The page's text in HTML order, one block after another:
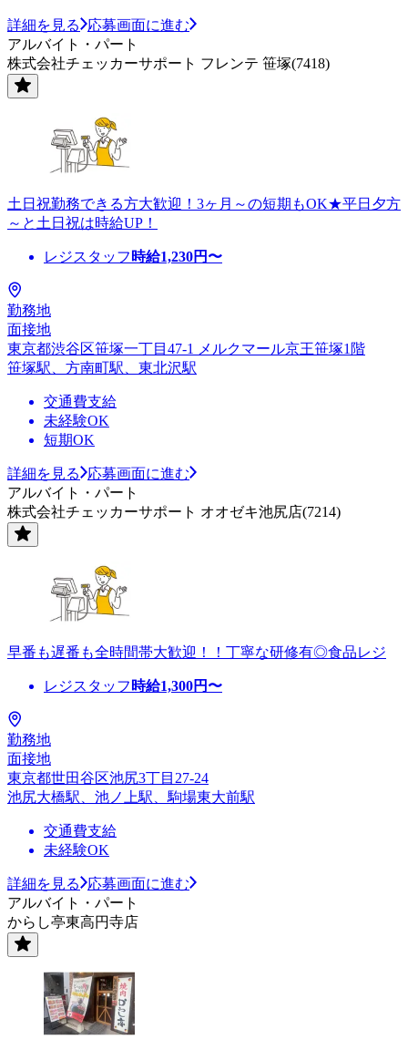
詳細を見る
応募画面に進む
アルバイト・パート
株式会社チェッカーサポート フレンテ 笹塚(7418)
土日祝勤務できる方大歓迎！3ヶ月～の短期もOK★平日夕方
～と土日祝は時給UP！
レジスタッフ 時給1,230円〜
勤務地
面接地
東京都渋谷区笹塚一丁目47-1 メルクマール京王笹塚1階
笹塚駅、方南町駅、東北沢駅
交通費支給
未経験OK
短期OK
詳細を見る
応募画面に進む
アルバイト・パート
株式会社チェッカーサポート オオゼキ池尻店(7214)
早番も遅番も全時間帯大歓迎！！丁寧な研修有◎食品レジ
レジスタッフ 時給1,300円〜
勤務地
面接地
東京都世田谷区池尻3丁目27-24
池尻大橋駅、池ノ上駅、駒場東大前駅
交通費支給
未経験OK
詳細を見る
応募画面に進む
アルバイト・パート
からし亭東高円寺店